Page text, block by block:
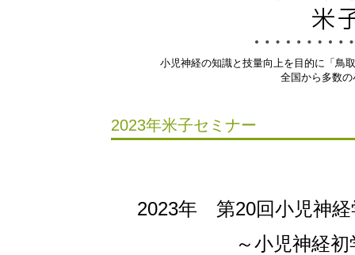
小児神経の知識と技量向上を目的に「鳥
全国から多数
2023年米子セミナー
2023年 第20回小児神経
～小児神経